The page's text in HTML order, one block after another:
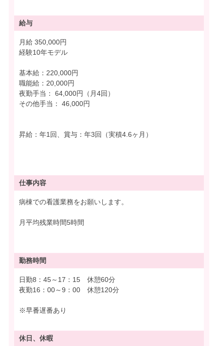
給与
月給 350,000円
経験10年モデル
基本給：220,000円
職能給：20,000円
夜勤手当： 64,000円（月4回）
その他手当： 46,000円
昇給：年1回、賞与：年3回（実積4.6ヶ月）
仕事内容
病棟での看護業務をお願いします。
月平均残業時間5時間
勤務時間
日勤8：45～17：15 休憩60分
夜勤16：00～9：00 休憩120分
※早番遅番あり
休日、休暇